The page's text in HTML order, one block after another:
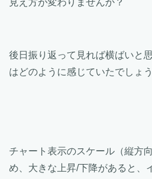
見え方が変わりませんか？
後日振り返って見れば横ばいと
はどのように感じていたでしょう
チャート表示のスケール（縦方
め、大きな上昇/下降があると、